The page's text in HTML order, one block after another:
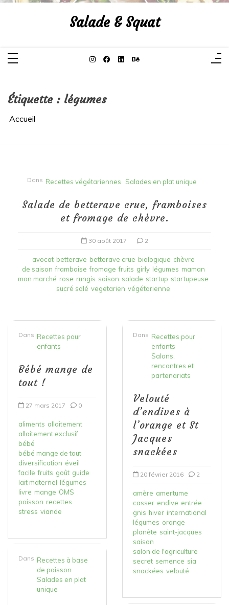
Aller
Salade & Squat
Étiquette : légumes
Accueil
Dans Recettes végétariennes Salades en plat unique
Salade de betterave crue, framboises
et fromage de chèvre.
30 août 2017 2
avocat betterave betterave crue biologique chèvre
de saison framboise fromage fruits girly légumes maman
mon marché rose rungis saison salade startup startupeuse
sucré salé vegetarien végétarienne
Dans Recettes pour
enfants
Bébé mange de
tout !
27 mars 2017 0
aliments allaitement
allaitement exclusif
bébé
bébé mange de tout
diversification éveil
facile fruits goût guide
lait maternel légumes
livre mange OMS
poisson recettes
stress viande
Dans Recettes à base
de poisson
Salades en plat
unique
Dans Recettes pour
enfants
Salons,
rencontres et
partenariats
Velouté
d’endives à
l’orange et St
Jacques
snackées
20 février 2016 2
amère amertume
casser endive entrée
gnis hiver international
légumes orange
planète saint-jacques
saison
salon de l'agriculture
secret semence sia
snackées velouté